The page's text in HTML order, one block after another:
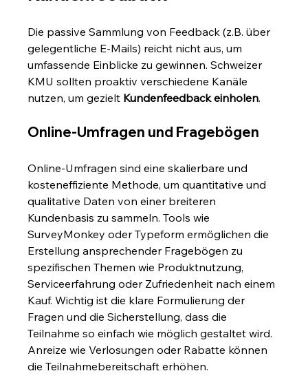
Die passive Sammlung von Feedback (z.B. über
gelegentliche E-Mails) reicht nicht aus, um
umfassende Einblicke zu gewinnen. Schweizer
KMU sollten proaktiv verschiedene Kanäle
nutzen, um gezielt Kundenfeedback einholen.
Online-Umfragen und Fragebögen
Online-Umfragen sind eine skalierbare und
kosteneffiziente Methode, um quantitative und
qualitative Daten von einer breiteren
Kundenbasis zu sammeln. Tools wie
SurveyMonkey oder Typeform ermöglichen die
Erstellung ansprechender Fragebögen zu
spezifischen Themen wie Produktnutzung,
Serviceerfahrung oder Zufriedenheit nach einem
Kauf. Wichtig ist die klare Formulierung der
Fragen und die Sicherstellung, dass die
Teilnahme so einfach wie möglich gestaltet wird.
Anreize wie Verlosungen oder Rabatte können
die Teilnahmebereitschaft erhöhen.